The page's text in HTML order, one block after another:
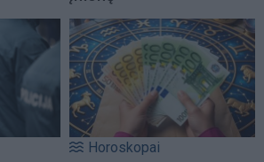
Horoskopai